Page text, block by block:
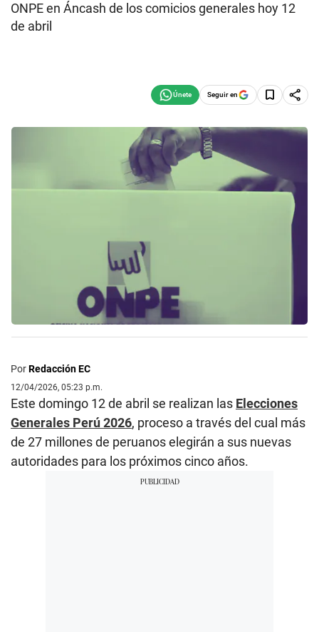
ONPE en Áncash de los comicios generales hoy 12
de abril
Seguir en
PorRedacción EC
12/04/2026, 05:23 p.m.
Este domingo 12 de abril se realizan las Elecciones
Generales Perú 2026, proceso a través del cual más
de 27 millones de peruanos elegirán a sus nuevas
autoridades para los próximos cinco años.